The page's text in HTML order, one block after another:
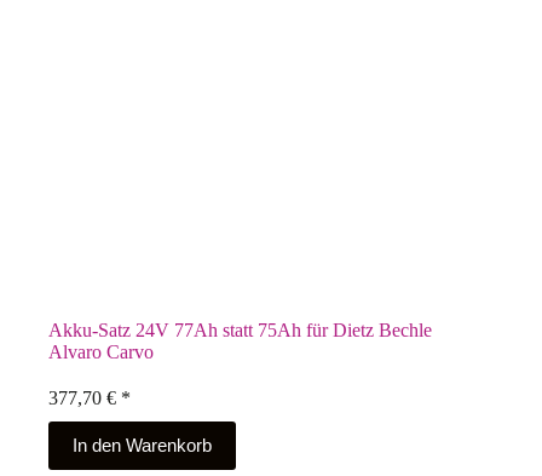
Akku-Satz 24V 77Ah statt 75Ah für Dietz Bechle
Alvaro Carvo
377,70 € *
In den Warenkorb